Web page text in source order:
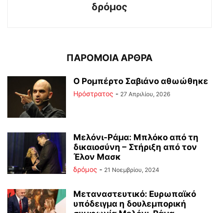
δρόμος
ΠΑΡΟΜΟΙΑ ΑΡΘΡΑ
Ο Ρομπέρτο Σαβιάνο αθωώθηκε
Ηρόστρατος - 27 Απριλίου, 2026
Μελόνι-Ράμα: Μπλόκο από τη
δικαιοσύνη – Στήριξη από τον
Έλον Μασκ
δρόμος - 21 Νοεμβρίου, 2024
Μεταναστευτικό: Ευρωπαϊκό
υπόδειγμα η δουλεμπορική